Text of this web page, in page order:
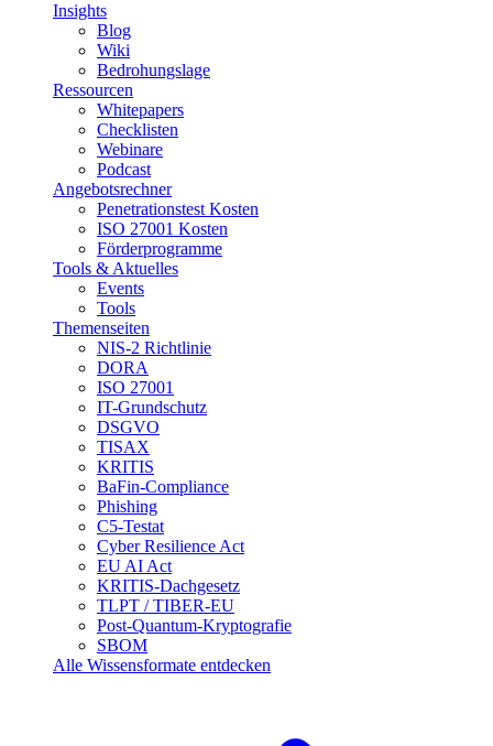
Insights
Blog
Wiki
Bedrohungslage
Ressourcen
Whitepapers
Checklisten
Webinare
Podcast
Angebotsrechner
Penetrationstest Kosten
ISO 27001 Kosten
Förderprogramme
Tools & Aktuelles
Events
Tools
Themenseiten
NIS-2 Richtlinie
DORA
ISO 27001
IT-Grundschutz
DSGVO
TISAX
KRITIS
BaFin-Compliance
Phishing
C5-Testat
Cyber Resilience Act
EU AI Act
KRITIS-Dachgesetz
TLPT / TIBER-EU
Post-Quantum-Kryptografie
SBOM
Alle Wissensformate entdecken